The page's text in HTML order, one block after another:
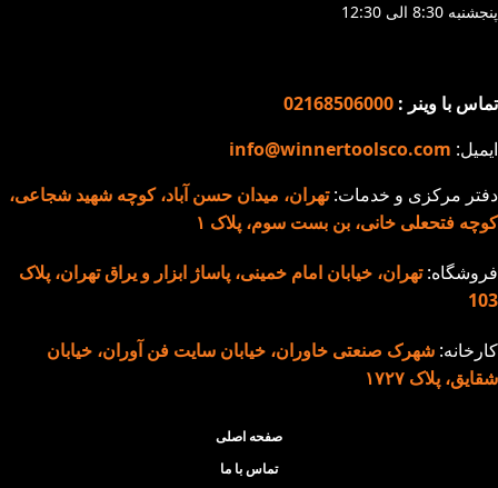
پنجشنبه 8:30 الی 12:30
تماس با وینر : 02168506000
ایمیل: info@winnertoolsco.com
دفتر مرکزی و خدمات:تهران، میدان حسن آباد، کوچه شهید شجاعی،
کوچه فتحعلی خانی، بن بست سوم، پلاک ۱
فروشگاه:تهران، خیابان امام خمینی، پاساژ ابزار و یراق تهران، پلاک
103
کارخانه: شهرک صنعتی خاوران، خیابان سایت فن آوران، خیابان
شقایق، پلاک ۱۷۲۷
صفحه اصلی
تماس با ما